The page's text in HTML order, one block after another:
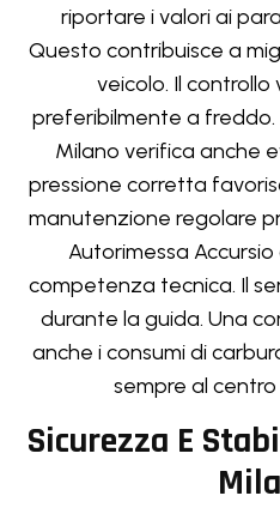
riportare i valori ai
Questo contribuisce a
veicolo. Il
preferibilmente a freddo.
Milano verifica anche
pressione corretta
manutenzione regolare
Autorimessa
competenza tecnica. Il
durante la guida. Una
anche i consumi di
sempre al centro
Sicurezza E